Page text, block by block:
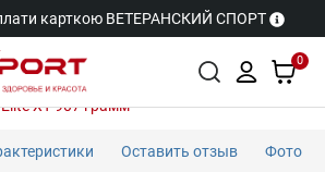
карткою ВЕТЕРАНСКИЙ СПОРТ
0
XT 907 грамм
Оставить отзыв Фото